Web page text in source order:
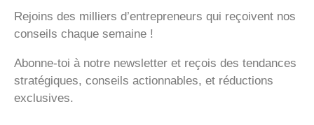
Rejoins des milliers d’entrepreneurs qui reçoivent nos
conseils chaque semaine !
Abonne-toi à notre newsletter et reçois des tendances
stratégiques, conseils actionnables, et réductions
exclusives.